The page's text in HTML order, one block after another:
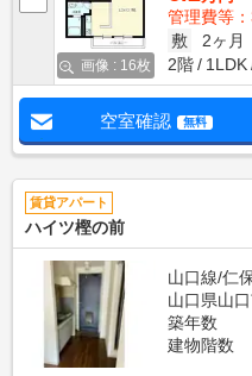
画像 : 16枚
管理費等
敷
2ヶ月
2階
1LDK
空室確認 無料
賃貸アパート
ハイツ樫の前
山口線/仁
山口県山
築年数
建物階数